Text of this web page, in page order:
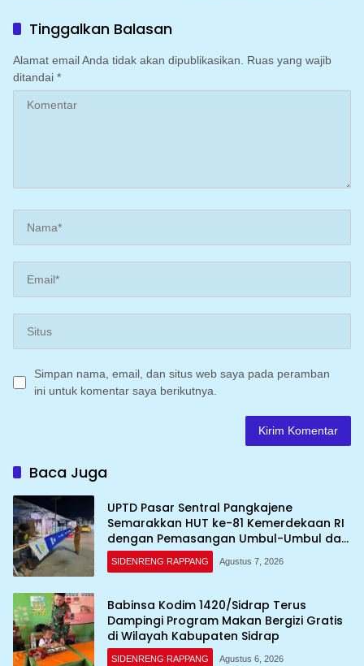
Tinggalkan Balasan
Alamat email Anda tidak akan dipublikasikan. Ruas yang wajib
ditandai *
Simpan nama, email, dan situs web saya pada peramban
ini untuk komentar saya berikutnya.
Baca Juga
UPTD Pasar Sentral Pangkajene
Semarakkan HUT ke-81 Kemerdekaan RI
dengan Pemasangan Umbul-Umbul dan
Dekorasi Merah Putih
SIDENRENG RAPPANG Agustus 7, 2026
Babinsa Kodim 1420/Sidrap Terus
Dampingi Program Makan Bergizi Gratis
di Wilayah Kabupaten Sidrap
SIDENRENG RAPPANG Agustus 6, 2026